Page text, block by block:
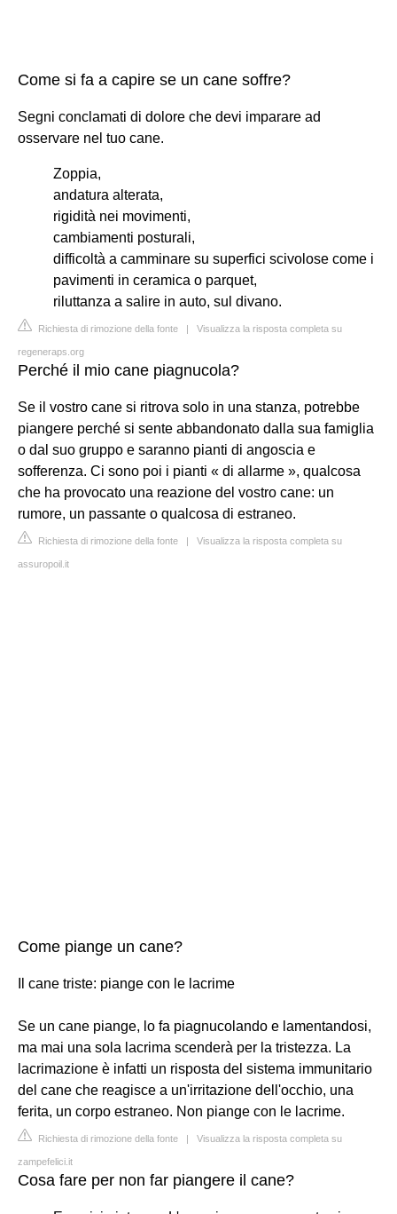
Come si fa a capire se un cane soffre?
Segni conclamati di dolore che devi imparare ad
osservare nel tuo cane.
Zoppia,
andatura alterata,
rigidità nei movimenti,
cambiamenti posturali,
difficoltà a camminare su superfici scivolose come i
pavimenti in ceramica o parquet,
riluttanza a salire in auto, sul divano.
Richiesta di rimozione della fonte | Visualizza la risposta completa su
regeneraps.org
Perché il mio cane piagnucola?
Se il vostro cane si ritrova solo in una stanza, potrebbe
piangere perché si sente abbandonato dalla sua famiglia
o dal suo gruppo e saranno pianti di angoscia e
sofferenza. Ci sono poi i pianti « di allarme », qualcosa
che ha provocato una reazione del vostro cane: un
rumore, un passante o qualcosa di estraneo.
Richiesta di rimozione della fonte | Visualizza la risposta completa su
assuropoil.it
Come piange un cane?
Il cane triste: piange con le lacrime
Se un cane piange, lo fa piagnucolando e lamentandosi,
ma mai una sola lacrima scenderà per la tristezza. La
lacrimazione è infatti un risposta del sistema immunitario
del cane che reagisce a un'irritazione dell'occhio, una
ferita, un corpo estraneo. Non piange con le lacrime.
Richiesta di rimozione della fonte | Visualizza la risposta completa su
zampefelici.it
Cosa fare per non far piangere il cane?